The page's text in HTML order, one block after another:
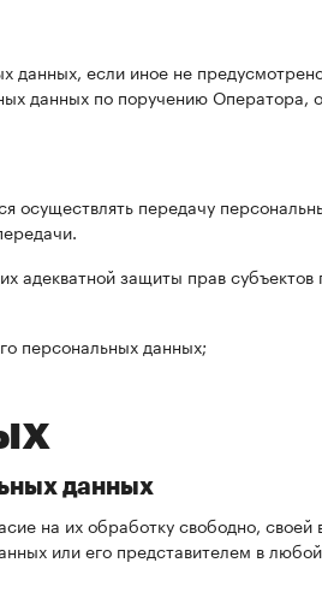
данных, если иное не
данных по поручению Оператора,
осуществлять передачу
адекватной защиты прав субъектов
персональных данных;
данных
на их обработку свободно, своей
или его представителем в